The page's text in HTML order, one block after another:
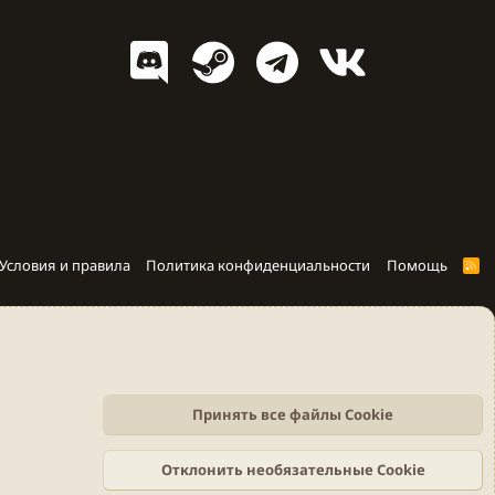
Условия и правила Политика конфиденциальности Помощь
R
Принять все файлы Cookie
Отклонить необязательные Cookie